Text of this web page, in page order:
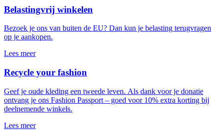
Belastingvrij winkelen
Bezoek je ons van buiten de EU? Dan kun je belasting terugvragen
op je aankopen.
Lees meer
Recycle your fashion
Geef je oude kleding een tweede leven. Als dank voor je donatie
ontvang je ons Fashion Passport – goed voor 10% extra korting bij
deelnemende winkels.
Lees meer